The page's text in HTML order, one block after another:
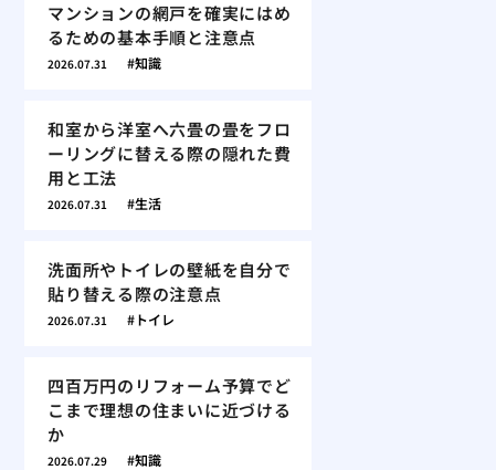
マンションの網戸を確実にはめ
るための基本手順と注意点
2026.07.31 知識
和室から洋室へ六畳の畳をフロ
ーリングに替える際の隠れた費
用と工法
2026.07.31 生活
洗面所やトイレの壁紙を自分で
貼り替える際の注意点
2026.07.31 トイレ
四百万円のリフォーム予算でど
こまで理想の住まいに近づける
か
2026.07.29 知識